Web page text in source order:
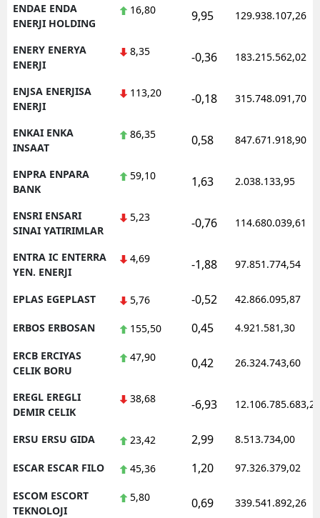
ENDAE ENDA
ENERJI HOLDING
16,80 9,95 129.938.107,26
ENERY ENERYA
ENERJI
8,35 -0,36 183.215.562,02
ENJSA ENERJISA
ENERJI
113,20 -0,18 315.748.091,70
ENKAI ENKA
INSAAT
86,35 0,58 847.671.918,90
ENPRA ENPARA
BANK
59,10 1,63 2.038.133,95
ENSRI ENSARI
SINAI YATIRIMLAR
5,23 -0,76 114.680.039,61
ENTRA IC ENTERRA
YEN. ENERJI
4,69 -1,88 97.851.774,54
EPLAS EGEPLAST 5,76 -0,52 42.866.095,87
ERBOS ERBOSAN 155,50 0,45 4.921.581,30
ERCB ERCIYAS
CELIK BORU
47,90 0,42 26.324.743,60
EREGL EREGLI
DEMIR CELIK
38,68 -6,93 12.106.785.683,20
ERSU ERSU GIDA 23,42 2,99 8.513.734,00
ESCAR ESCAR FILO 45,36 1,20 97.326.379,02
ESCOM ESCORT
TEKNOLOJI
5,80 0,69 339.541.892,26